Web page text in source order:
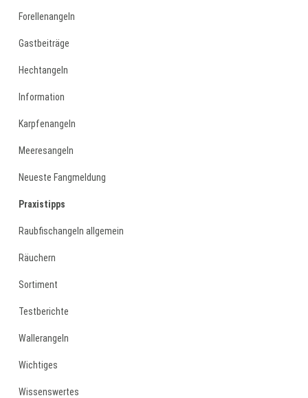
Forellenangeln
Gastbeiträge
Hechtangeln
Information
Karpfenangeln
Meeresangeln
Neueste Fangmeldung
Praxistipps
Raubfischangeln allgemein
Räuchern
Sortiment
Testberichte
Wallerangeln
Wichtiges
Wissenswertes